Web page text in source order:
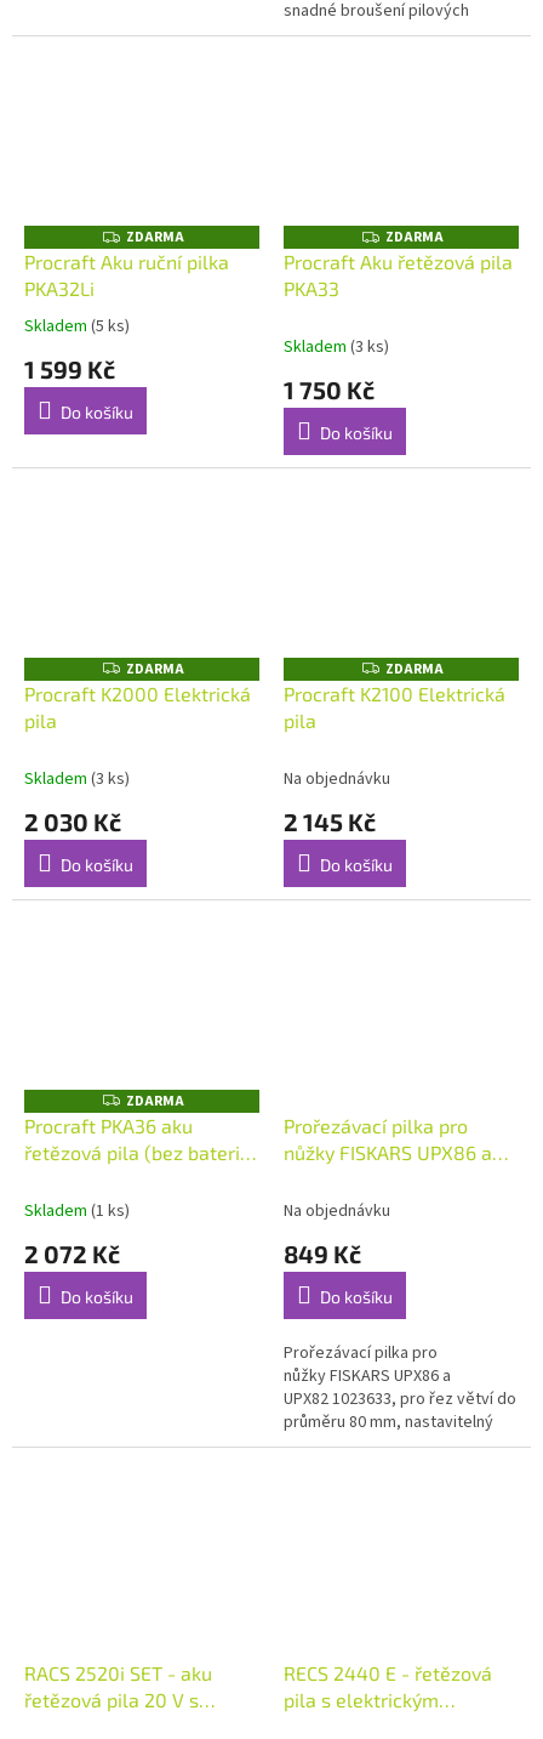
snadné broušení pilových
řetězů. Sada je vhodná pro
Z
D
A
A
ZDARMA
Procraft Aku ruční pilka
PKA32Li
Průměrné
produktu
5,0
5
Skladem (5 ks)
1 599 Kč
Do košíku
Z
D
A
ZDARMA
Procraft Aku řetězová pila
PKA33
Skladem (3 ks)
1 750 Kč
Do košíku
Z
D
A
ZDARMA
Procraft K2000 Elektrická
pila
Skladem (3 ks)
2 030 Kč
Do košíku
Z
D
A
ZDARMA
Procraft K2100 Elektrická
pila
Na objednávku
2 145 Kč
Do košíku
Z
D
A
R
ZDARMA
Procraft PKA36 aku
řetězová pila (bez baterie
Skladem (1 ks)
2 072 Kč
Do košíku
Prořezávací pilka pro
nůžky FISKARS UPX86 a
Na objednávku
849 Kč
Do košíku
Prořezávací pilka pro
nůžky FISKARS UPX86 a
UPX82 1023633, pro řez větví do
průměru 80 mm, nastavitelný
úhel řezu a optimalizovaný
RACS 2520i SET - aku
řetězová pila 20 V s
RECS 2440 E - řetězová
pila s elektrickým